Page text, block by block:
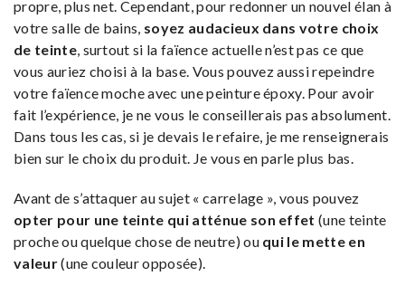
propre, plus net. Cependant, pour redonner un nouvel élan à
votre salle de bains, soyez audacieux dans votre choix
de teinte, surtout si la faïence actuelle n’est pas ce que
vous auriez choisi à la base. Vous pouvez aussi repeindre
votre faïence moche avec une peinture époxy. Pour avoir
fait l’expérience, je ne vous le conseillerais pas absolument.
Dans tous les cas, si je devais le refaire, je me renseignerais
bien sur le choix du produit. Je vous en parle plus bas.
Avant de s’attaquer au sujet « carrelage », vous pouvez
opter pour une teinte qui atténue son effet (une teinte
proche ou quelque chose de neutre) ou qui le mette en
valeur(une couleur opposée).